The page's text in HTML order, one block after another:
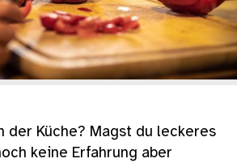
der Küche? Magst du leckeres
keine Erfahrung aber